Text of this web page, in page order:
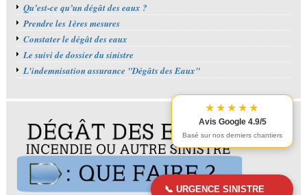
★★★★★
Avis Google 4.9/5
Basé sur nos derniers chantiers
📞 URGENCE SINISTRE
Qu’est-ce qu’un dégât des eaux ?
Prendre les 1ères mesures
Constater le dégât des eaux
Le suivi de dossier du sinistre
L'indemnisation assurance "Dégâts des Eaux"